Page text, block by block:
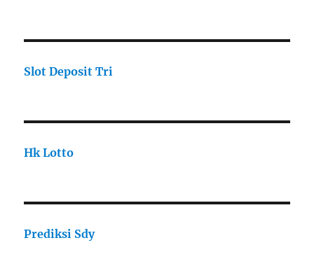
Slot Deposit Tri
Hk Lotto
Prediksi Sdy